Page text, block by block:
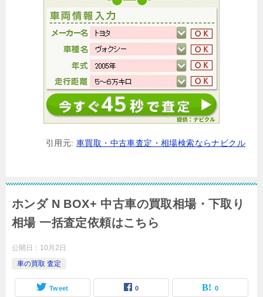
引用元: 車買取・中古車査定・相場検索ならナビクル
ホンダ N BOX+ 中古車の買取相場・下取り
相場 一括査定依頼はこちら
公開日： 10月2日
車の買取 査定
Tweet 0 0